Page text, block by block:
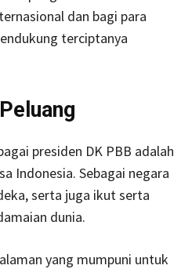
dan bagi para
terciptanya
presiden DK PBB adalah
Indonesia. Sebagai negara
serta juga ikut serta
dunia.
yang mumpuni untuk